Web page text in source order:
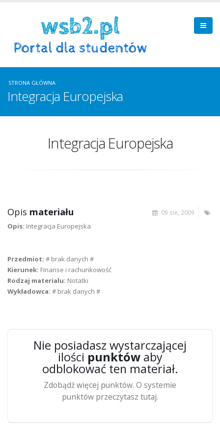
STRONA GŁÓWNA
Integracja Europejska
Integracja Europejska
09 sie, 2009
Opis materiału
Opis: Integracja Europejska
Przedmiot: # brak danych #
Kierunek: Finanse i rachunkowość
Rodzaj materialu: Notatki
Wykładowca: # brak danych #
Nie posiadasz wystarczającej
ilości punktówaby
odblokować ten materiał.
Zdobądź więcej punktów. O systemie
punktów przeczytasz tutaj.